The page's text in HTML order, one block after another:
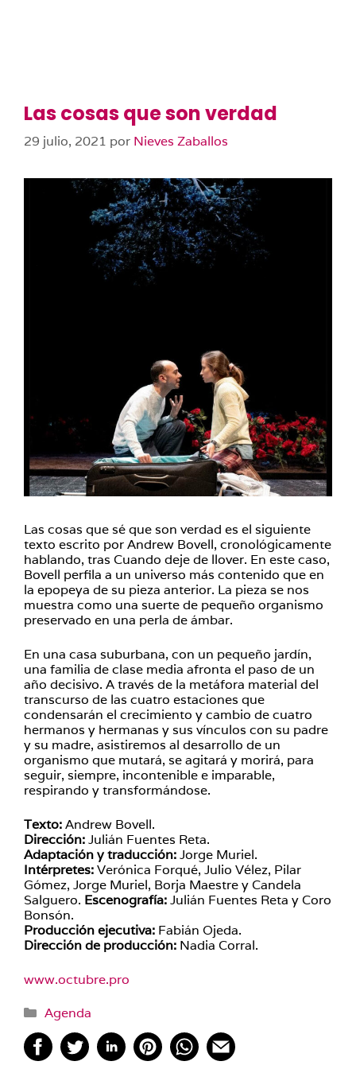
Las cosas que son verdad
29 julio, 2021 por Nieves Zaballos
Las cosas que sé que son verdad es el siguiente
texto escrito por Andrew Bovell, cronológicamente
hablando, tras Cuando deje de llover. En este caso,
Bovell perfila a un universo más contenido que en
la epopeya de su pieza anterior. La pieza se nos
muestra como una suerte de pequeño organismo
preservado en una perla de ámbar.
En una casa suburbana, con un pequeño jardín,
una familia de clase media afronta el paso de un
año decisivo. A través de la metáfora material del
transcurso de las cuatro estaciones que
condensarán el crecimiento y cambio de cuatro
hermanos y hermanas y sus vínculos con su padre
y su madre, asistiremos al desarrollo de un
organismo que mutará, seagitará y morirá, para
seguir, siempre, incontenible e imparable,
respirando y transformándose.
Texto:Andrew Bovell.
Dirección:Julián Fuentes Reta.
Adaptación y traducción:Jorge Muriel.
Intérpretes:Verónica Forqué, Julio Vélez, Pilar
Gómez, Jorge Muriel, Borja Maestre y Candela
Salguero. Escenografía:Julián Fuentes Reta y Coro
Bonsón.
Producción ejecutiva: Fabián Ojeda.
Dirección de producción: Nadia Corral.
www.octubre.pro
Categorías
Agenda